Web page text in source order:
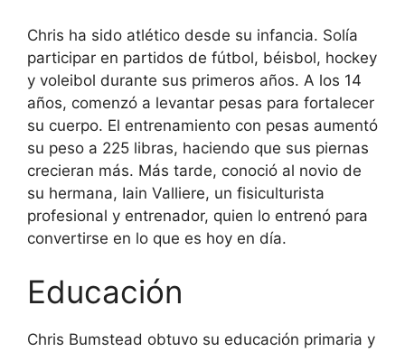
Chris ha sido atlético desde su infancia. Solía
participar en partidos de fútbol, béisbol, hockey
y voleibol durante sus primeros años. A los 14
años, comenzó a levantar pesas para fortalecer
su cuerpo. El entrenamiento con pesas aumentó
su peso a 225 libras, haciendo que sus piernas
crecieran más. Más tarde, conoció al novio de
su hermana, Iain Valliere, un fisiculturista
profesional y entrenador, quien lo entrenó para
convertirse en lo que es hoy en día.
Educación
Chris Bumstead obtuvo su educación primaria y